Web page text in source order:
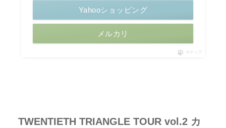
Yahooショッピング
メルカリ
ポチップ
TWENTIETH TRIANGLE TOUR vol.2 カ